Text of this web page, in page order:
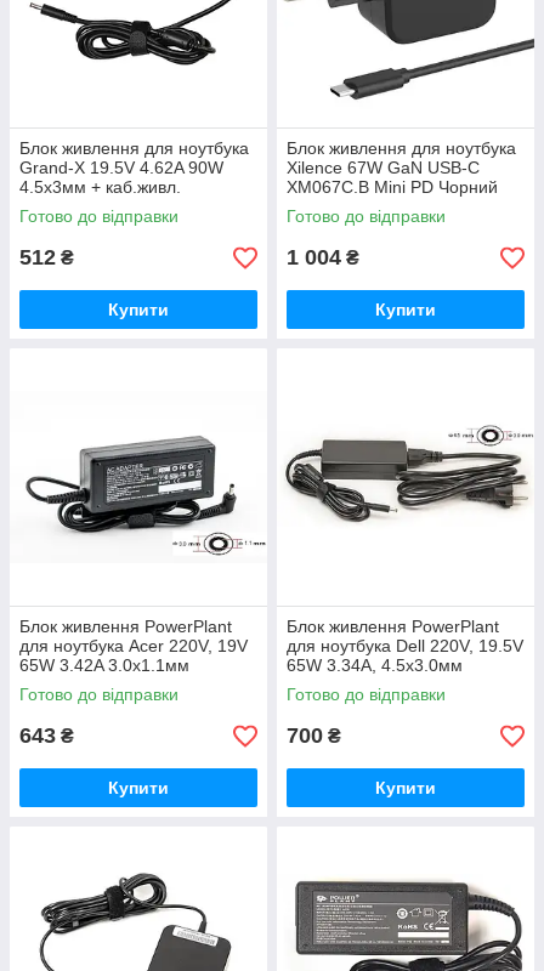
Блок живлення для ноутбука
Grand-X 19.5V 4.62A 90W
4.5x3мм + каб.живл.
(ACDL90W45)
Готово до відправки
512 ₴
Купити
Блок живлення для ноутбука
Xilence 67W GaN USB-C
XM067C.B Mini PD Чорний
Готово до відправки
1 004 ₴
Купити
Блок живлення PowerPlant
для ноутбука Acer 220V, 19V
65W 3.42A 3.0х1.1мм
(AC65F3011)
Готово до відправки
643 ₴
Купити
Блок живлення PowerPlant
для ноутбука Dell 220V, 19.5V
65W 3.34A, 4.5х3.0мм
(DL65G4530)
Готово до відправки
700 ₴
Купити